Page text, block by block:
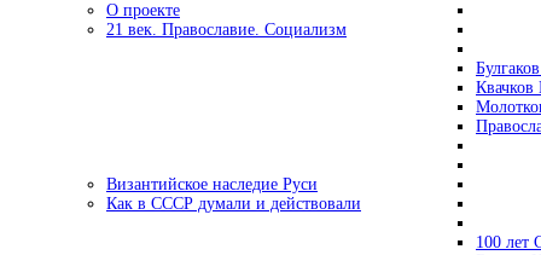
О проекте
21 век. Православие. Социализм
Византийское наследие Руси
Как в СССР думали и действовали
100 лет